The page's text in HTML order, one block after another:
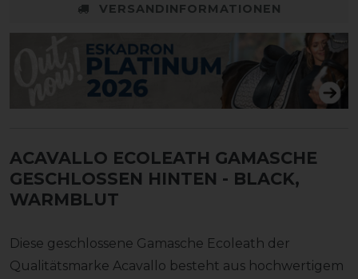
VERSANDINFORMATIONEN
ACAVALLO ECOLEATH GAMASCHE
GESCHLOSSEN HINTEN - BLACK,
WARMBLUT
Diese geschlossene Gamasche Ecoleath der
Qualitätsmarke Acavallo besteht aus hochwertigem